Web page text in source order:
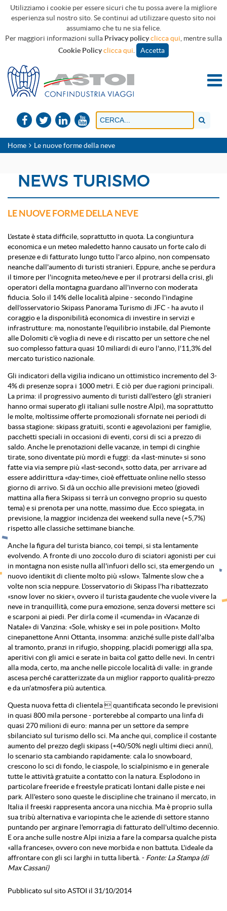
Utilizziamo i cookie per essere sicuri che tu possa avere la migliore
esperienza sul nostro sito. Se continui ad utilizzare questo sito noi
assumiamo che tu ne sia felice.
Per maggiori informazioni sulla Privacy policyclicca qui , mentre sulla
Cookie Policyclicca qui Accetta
Home Le nuove forme della neve
NEWS TURISMO
LE NUOVE FORME DELLA NEVE
L'estate è stata difficile, soprattutto in quota. La congiuntura
economica e un meteo maledetto hanno causato un forte calo di
presenze e di fatturato lungo tutto l'arco alpino, non compensato
neanche dall'aumento di turisti stranieri. Eppure, anche se perdura
il timore per l'incognita meteo/neve e per il protrarsi della crisi, gli
operatori della montagna guardano all'inverno con moderata
fiducia. Solo il 14% delle località alpine - secondo l'indagine
dell'osservatorio Skipass Panorama Turismo di JFC - ha avuto il
coraggio e la disponibilità economica di investire in servizi e
infrastrutture: ma, nonostante l'equilibrio instabile, dal Piemonte
alle Dolomiti c'è voglia di neve e di riscatto per un settore che nel
suo complesso fattura quasi 10 miliardi di euro l'anno, l'11,3% del
mercato turistico nazionale.
Gli indicatori della vigilia indicano un ottimistico incremento del 3-
4% di presenze sopra i 1000 metri. E ciò per due ragioni principali.
La prima: il progressivo aumento di turisti dall'estero (gli stranieri
hanno ormai superato gli italiani sulle nostre Alpi), ma soprattutto
le molte, moltissime offerte promozionali sfornate nei periodi di
bassa stagione: skipass gratuiti, sconti e agevolazioni per famiglie,
pacchetti speciali in occasioni di eventi, corsi di sci a prezzo di
saldo. Anche le prenotazioni delle vacanze, in tempi di cinghie
tirate, sono diventate più mordi e fuggi: da «last-minute» si sono
fatte via via sempre più «last-second», sotto data, per arrivare ad
essere addirittura «day-time», cioè effettuate online nello stesso
giorno di arrivo. Si dà un occhio alle previsioni meteo (giovedì
mattina alla fiera Skipass si terrà un convegno proprio su questo
tema) e si prenota per una notte, massimo due. Ecco spiegata, in
previsione, la maggior incidenza dei weekend sulla neve (+5,7%)
rispetto alle classiche settimane bianche.
Anche la figura del turista bianco, coi tempi, si sta lentamente
evolvendo. A fronte di uno zoccolo duro di sciatori agonisti per cui
in montagna non esiste nulla all'infuori dello sci, sta emergendo un
nuovo identikit di cliente molto più «slow». Talmente slow che a
volte non scia neppure. L'osservatorio di Skipass l'ha ribattezzato
«snow lover no skier», ovvero il turista gaudente che vuole vivere la
neve in tranquillità, come pura emozione, senza doversi mettere sci
e scarponi ai piedi. Per dirla come il «cumenda» in «Vacanze di
Natale» di Vanzina: «Sole, whisky e sei in pole position». Molto
cinepanettone Anni Ottanta, insomma: anziché sulle piste dall'alba
al tramonto, pranzi in rifugio, shopping, placidi pomeriggi alla spa,
aperitivi con gli amici e serate in baita col gatto delle nevi. In centri
alla moda, certo, ma anche nelle piccole località di valle: in grande
ascesa perché caratterizzate da un miglior rapporto qualità-prezzo
e da un'atmosfera più autentica.
Questa nuova fetta di clientela  quantificata secondo le previsioni
in quasi 800 mila persone - porterebbe al comparto una linfa di
quasi 270 milioni di euro: manna per un settore da sempre
sbilanciato sul turismo dello sci. Ma anche qui, complice il costante
aumento del prezzo degli skipass (+40/50% negli ultimi dieci anni),
lo scenario sta cambiando rapidamente: cala lo snowboard,
crescono lo sci di fondo, le ciaspole, lo scialpinismo e in generale
tutte le attività gratuite a contatto con la natura. Esplodono in
particolare freeride e freestyle praticati lontani dalle piste e nei
park. All'estero sono queste le discipline che trainano il mercato, in
Italia il freeski rappresenta ancora una nicchia. Ma è proprio sulla
sua tribù alternativa e variopinta che le aziende di settore stanno
puntando per arginare l'emorragia di fatturato dell'ultimo decennio.
E ora anche sulle nostre Alpi inizia a fare la comparsa qualche pista
«alla francese», ovvero con neve morbida e non battuta. L'ideale da
affrontare con gli sci larghi in tutta libertà. - Fonte: La Stampa (di
Max Cassani)
Pubblicato sul sito ASTOI il 31/10/2014